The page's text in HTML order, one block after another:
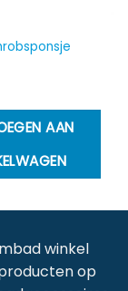
AAN
winkel
op